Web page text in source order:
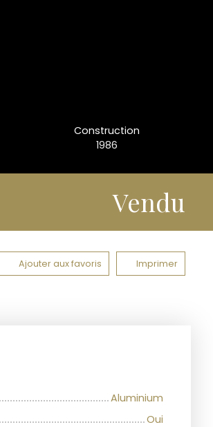
Construction
1986
Vendu
Ajouter aux favoris Imprimer
Aluminium
Oui